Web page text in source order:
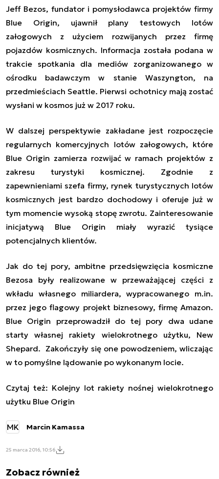
Jeff Bezos, fundator i pomysłodawca projektów firmy
Blue Origin, ujawnił plany testowych lotów
załogowych z użyciem rozwijanych przez firmę
pojazdów kosmicznych. Informacja została podana w
trakcie spotkania dla mediów zorganizowanego w
ośrodku badawczym w stanie Waszyngton, na
przedmieściach Seattle. Pierwsi ochotnicy mają zostać
wysłani w kosmos już w 2017 roku.
W dalszej perspektywie zakładane jest rozpoczęcie
regularnych komercyjnych lotów załogowych, które
Blue Origin zamierza rozwijać w ramach projektów z
zakresu turystyki kosmicznej. Zgodnie z
zapewnieniami szefa firmy, rynek turystycznych lotów
kosmicznych jest bardzo dochodowy i oferuje już w
tym momencie wysoką stopę zwrotu. Zainteresowanie
inicjatywą Blue Origin miały wyrazić tysiące
potencjalnych klientów.
Jak do tej pory, ambitne przedsięwzięcia kosmiczne
Bezosa były realizowane w przeważającej części z
wkładu własnego miliardera, wypracowanego m.in.
przez jego flagowy projekt biznesowy, firmę Amazon.
Blue Origin przeprowadził do tej pory dwa udane
starty własnej rakiety wielokrotnego użytku, New
Shepard. Zakończyły się one powodzeniem, wliczając
w to pomyślne lądowanie po wykonanym locie.
Czytaj też: Kolejny lot rakiety nośnej wielokrotnego
użytku Blue Origin
MK Marcin Kamassa
25 marca 2016, 10:56
Zobacz również